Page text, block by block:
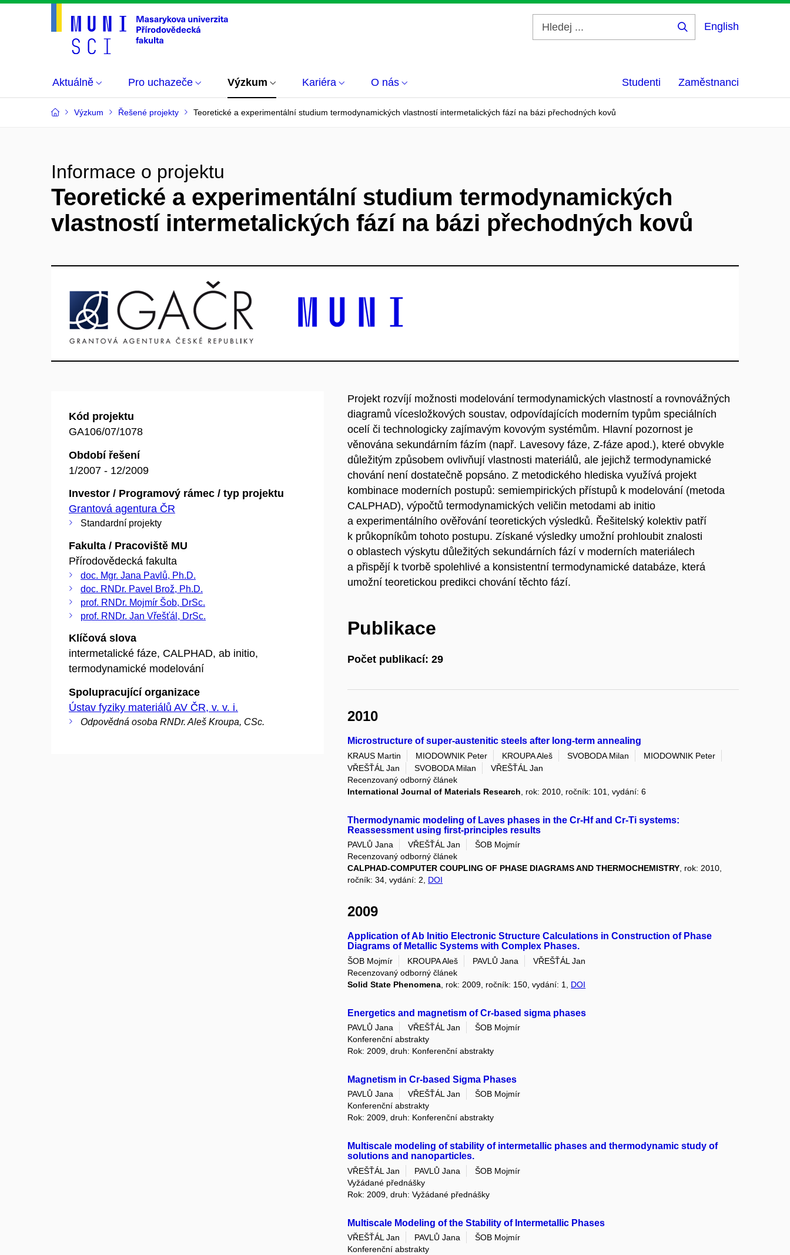
English
Aktuálně Pro uchazeče Výzkum Kariéra O nás Studenti Zaměstnanci
Výzkum Řešené projekty Teoretické a experimentální studium termodynamických vlastností intermetalických fází na bázi přechodných kovů
Informace o projektu
Teoretické a experimentální studium termodynamických
vlastností intermetalických fází na bázi přechodných kovů
Kód projektu
GA106/07/1078
Období řešení
1/2007 - 12/2009
Investor / Programový rámec / typ projektu
Grantová agentura ČR
Standardní projekty
Fakulta / Pracoviště MU
Přírodovědecká fakulta
doc. Mgr. Jana Pavlů, Ph.D.
doc. RNDr. Pavel Brož, Ph.D.
prof. RNDr. Mojmír Šob, DrSc.
prof. RNDr. Jan Vřešťál, DrSc.
Klíčová slova
intermetalické fáze, CALPHAD, ab initio,
termodynamické modelování
Spolupracující organizace
Ústav fyziky materiálů AV ČR, v. v. i.
Odpovědná osoba RNDr. Aleš Kroupa, CSc.
Projekt rozvíjí možnosti modelování termodynamických vlastností a rovnovážných
diagramů vícesložkových soustav, odpovídajících moderním typům speciálních
ocelí či technologicky zajímavým kovovým systémům. Hlavní pozornost je
věnována sekundárním fázím (např. Lavesovy fáze, Z-fáze apod.), které obvykle
důležitým způsobem ovlivňují vlastnosti materiálů, ale jejichž termodynamické
chování není dostatečně popsáno. Z metodického hlediska využívá projekt
kombinace moderních postupů: semiempirických přístupů k modelování (metoda
CALPHAD), výpočtů termodynamických veličin metodami ab initio
a experimentálního ověřování teoretických výsledků. Řešitelský kolektiv patří
k průkopníkům tohoto postupu. Získané výsledky umožní prohloubit znalosti
o oblastech výskytu důležitých sekundárních fází v moderních materiálech
a přispějí k tvorbě spolehlivé a konsistentní termodynamické databáze, která
umožní teoretickou predikci chování těchto fází.
Publikace
Počet publikací: 29
2010
Microstructure of super-austenitic steels after long-term annealing
KRAUS Martin MIODOWNIK Peter KROUPA Aleš SVOBODA Milan
MIODOWNIK Peter
VŘEŠŤÁL Jan
SVOBODA Milan
VŘEŠŤÁL Jan
Recenzovaný odborný článek
International Journal of Materials Research , rok: 2010, ročník: 101, vydání: 6
Thermodynamic modeling of Laves phases in the Cr-Hf and Cr-Ti systems:
Reassessment using first-principles results
PAVLŮ Jana VŘEŠŤÁL Jan
ŠOB Mojmír
Recenzovaný odborný článek
CALPHAD-COMPUTER COUPLING OF PHASE DIAGRAMS AND THERMOCHEMISTRY, rok: 2010,
ročník: 34, vydání: 2, DOI
2009
Application of Ab Initio Electronic Structure Calculations in Construction of Phase
Diagrams of Metallic Systems with Complex Phases.
ŠOB Mojmír KROUPA Aleš PAVLŮ Jana
VŘEŠŤÁL Jan
Recenzovaný odborný článek
Solid State Phenomena , rok: 2009, ročník: 150, vydání: 1, DOI
Energetics and magnetism of Cr-based sigma phases
PAVLŮ Jana VŘEŠŤÁL Jan
ŠOB Mojmír
Konferenční abstrakty
Rok: 2009, druh: Konferenční abstrakty
Magnetism in Cr-based Sigma Phases
PAVLŮ Jana VŘEŠŤÁL Jan
ŠOB Mojmír
Konferenční abstrakty
Rok: 2009, druh: Konferenční abstrakty
Multiscale modeling of stability of intermetallic phases and thermodynamic study of
solutions and nanoparticles.
VŘEŠŤÁL Jan PAVLŮ Jana
ŠOB Mojmír
Vyžádané přednášky
Rok: 2009, druh: Vyžádané přednášky
Multiscale Modeling of the Stability of Intermetallic Phases
VŘEŠŤÁL Jan PAVLŮ Jana
ŠOB Mojmír
Konferenční abstrakty